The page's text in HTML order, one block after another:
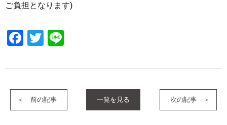
ご負担となります)
Facebook
Twitter
前の記事 一覧を見る 次の記事